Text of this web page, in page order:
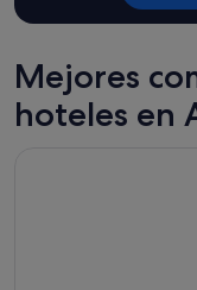
Mejores
hoteles en